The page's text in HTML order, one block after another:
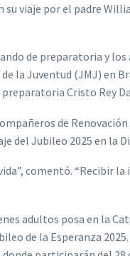
su viaje por el padre
de preparatoria y
la Juventud (JMJ) en
Cristo Rey
de
del Jubileo 2025 en la
comentó. “Recibir
adultos posa en la
de la Esperanza